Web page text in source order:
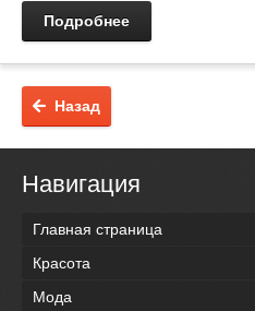
Подробнее
Назад
Навигация
Главная страница
Красота
Мода